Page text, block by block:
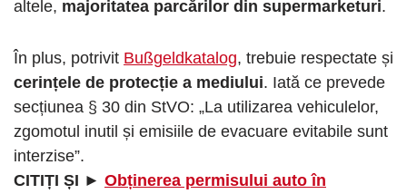
altele, majoritatea parcărilor din supermarketuri.
În plus, potrivit Bußgeldkatalog, trebuie respectate și
cerințele de protecție a mediului. Iată ce prevede
secțiunea § 30 din StVO: „La utilizarea vehiculelor,
zgomotul inutil și emisiile de evacuare evitabile sunt
interzise”.
CITIȚI ȘI ► Obținerea permisului auto în